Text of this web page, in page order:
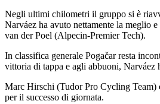
Negli ultimi chilometri il gruppo si è
Narváez ha avuto nettamente la meglio
van der Poel (Alpecin-Premier Tech).
In classifica generale Pogačar resta
vittoria di tappa e agli abbuoni, Narváez
Marc Hirschi (Tudor Pro Cycling Team)
per il successo di giornata.